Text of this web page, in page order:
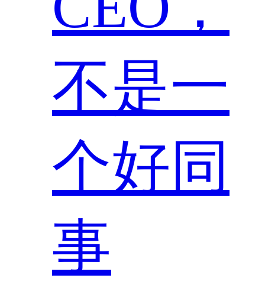
不是一
个好同
事